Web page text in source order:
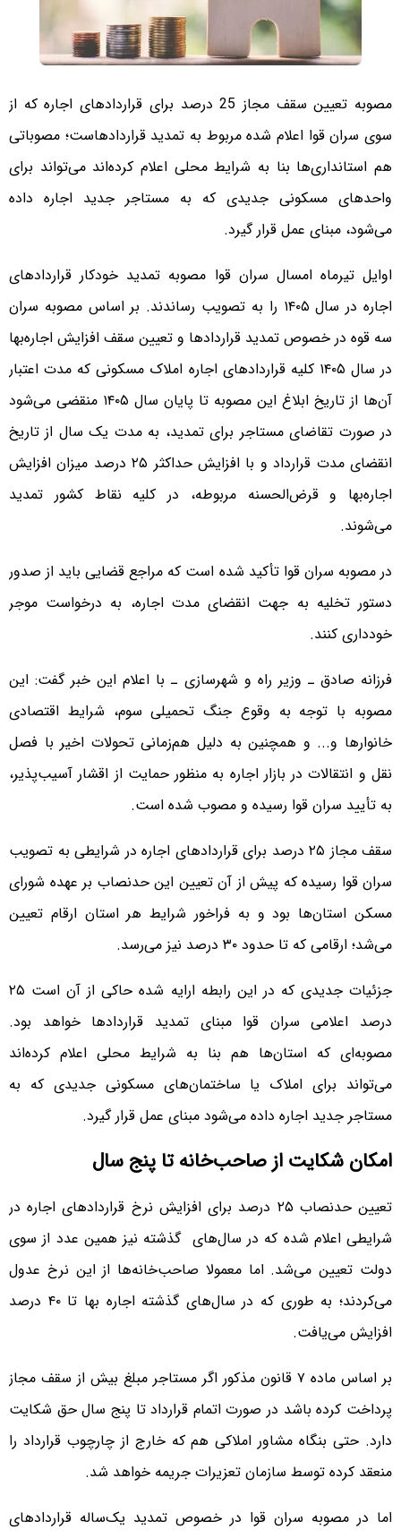
مصوبه تعیین سقف مجاز 25 درصد برای قراردادهای اجاره که از
سوی سران قوا اعلام شده مربوط به تمدید قراردادهاست؛ مصوباتی
هم استانداری‌ها بنا به شرایط محلی اعلام کرده‌اند می‌تواند برای
واحدهای مسکونی جدیدی که به مستاجر جدید اجاره داده
می‌شود، مبنای عمل قرار گیرد.
اوایل تیرماه امسال سران قوا مصوبه تمدید خودکار قراردادهای
اجاره در سال ۱۴۰۵ را به تصویب رساندند. بر اساس مصوبه سران
سه قوه در خصوص تمدید قراردادها و تعیین سقف افزایش اجاره‌بها
در سال ۱۴۰۵ کلیه قراردادهای اجاره املاک مسکونی که مدت اعتبار
آن‌ها از تاریخ ابلاغ این مصوبه تا پایان سال ۱۴۰۵ منقضی می‌شود
در صورت تقاضای مستاجر برای تمدید، به مدت یک سال از تاریخ
انقضای مدت قرارداد و با افزایش حداکثر ۲۵ درصد میزان افزایش
اجاره‌بها و قرض‌الحسنه مربوطه، در کلیه نقاط کشور تمدید
می‌شوند.
در مصوبه سران قوا تأکید شده است که مراجع قضایی باید از صدور
دستور تخلیه به جهت انقضای مدت اجاره، به درخواست موجر
خودداری کنند.
فرزانه صادق ـ وزیر راه و شهرسازی ـ با اعلام این خبر گفت: این
مصوبه با توجه به وقوع جنگ تحمیلی سوم، شرایط اقتصادی
خانوارها و... و همچنین به دلیل هم‌زمانی تحولات اخیر با فصل
نقل و انتقالات در بازار اجاره به منظور حمایت از اقشار آسیب‌پذیر،
به تأیید سران قوا رسیده و مصوب شده است.
سقف مجاز ۲۵ درصد برای قراردادهای اجاره در شرایطی به تصویب
سران قوا رسیده که پیش از آن تعیین این حدنصاب بر عهده شورای
مسکن استان‌ها بود و به فراخور شرایط هر استان ارقام تعیین
می‌شد؛ ارقامی که تا حدود ۳۰ درصد نیز می‌رسد.
جزئیات جدیدی که در این رابطه ارایه شده حاکی از آن است ۲۵
درصد اعلامی سران قوا مبنای تمدید قراردادها خواهد بود.
مصوبه‌ای که استان‌ها هم بنا به شرایط محلی اعلام کرده‌اند
می‌تواند برای املاک یا ساختمان‌های مسکونی جدیدی که به
مستاجر جدید اجاره داده می‌شود مبنای عمل قرار گیرد.
امکان شکایت از صاحب‌خانه تا پنج سال
تعیین حدنصاب ۲۵ درصد برای افزایش نرخ قراردادهای اجاره در
شرایطی اعلام شده که در سال‌های گذشته نیز همین عدد از سوی
دولت تعیین می‌شد. اما معمولا صاحب‌خانه‌ها از این نرخ عدول
می‌کردند؛ به طوری که در سال‌های گذشته اجاره بها تا ۴۰ درصد
افزایش می‌یافت.
بر اساس ماده ۷ قانون مذکور اگر مستاجر مبلغ بیش از سقف مجاز
پرداخت کرده باشد در صورت اتمام قرارداد تا پنج سال حق شکایت
دارد. حتی بنگاه مشاور املاکی هم که خارج از چارچوب قرارداد را
منعقد کرده توسط سازمان تعزیرات جریمه خواهد شد.
اما در مصوبه سران قوا در خصوص تمدید یک‌ساله قراردادهای